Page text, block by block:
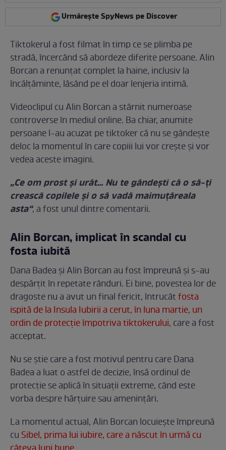
Urmărește SpyNews pe Discover
Tiktokerul a fost filmat în timp ce se plimba pe
stradă, încercând să abordeze diferite persoane. Alin
Borcan a renunțat complet la haine, inclusiv la
încălțăminte, lăsând pe el doar lenjeria intimă.
Videoclipul cu Alin Borcan a stârnit numeroase
controverse în mediul online. Ba chiar, anumite
persoane l-au acuzat pe tiktoker că nu se gândește
deloc la momentul în care copiii lui vor crește și vor
vedea aceste imagini.
„Ce om prost și urât... Nu te gândești că o să-ți
crească copilele și o să vadă maimuțăreala
asta“, a fost unul dintre comentarii.
Alin Borcan, implicat în scandal cu
fosta iubită
Dana Badea și Alin Borcan au fost împreună și s-au
despărțit în repetate rânduri. Ei bine, povestea lor de
dragoste nu a avut un final fericit, întrucâtfosta
ispită de la Insula Iubirii a cerut, în luna martie, un
ordin de protecție împotriva tiktokerului, care a fost
acceptat.
Nu se știe care a fost motivul pentru care Dana
Badea a luat o astfel de decizie, însă ordinul de
protecție se aplică în situații extreme, când este
vorba despre hărțuire sau amenințări.
La momentul actual, Alin Borcan locuiește împreună
cu Sibel, prima lui iubire, care a născut în urmă cu